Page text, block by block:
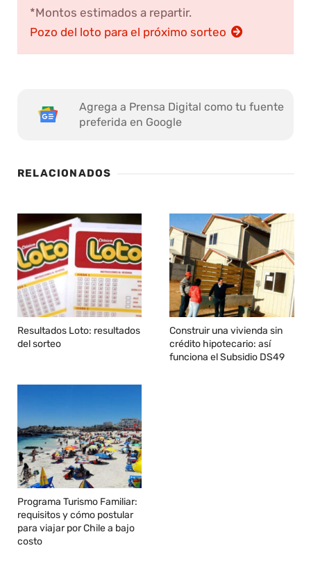
*Montos estimados a repartir.
Pozo del loto para el próximo sorteo
Agrega a Prensa Digital como tu fuente
preferida en Google
RELACIONADOS
Resultados Loto: resultados
del sorteo
Construir una vivienda sin
crédito hipotecario: así
funciona el Subsidio DS49
Programa Turismo Familiar:
requisitos y cómo postular
para viajar por Chile a bajo
costo